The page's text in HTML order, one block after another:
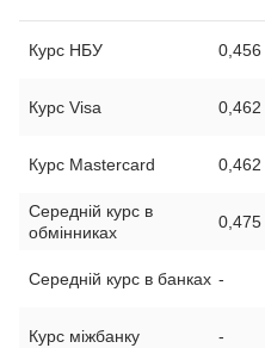
Курс НБУ 0,456
Курс Visa 0,462
Курс Mastercard 0,462
Середній курс в
обмінниках
0,475
Середній курс в банках -
Курс міжбанку -